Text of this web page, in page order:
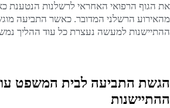
מהאירוע הרשלני המדובר. כאשר התביעה
ההתיישנות למעשה נעצרת כל עוד ההליך
הגשת התביעה לבית המשפט
ההתיישנות